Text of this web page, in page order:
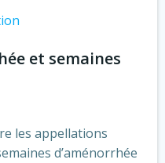
et semaines
les appellations
d’aménorrhée